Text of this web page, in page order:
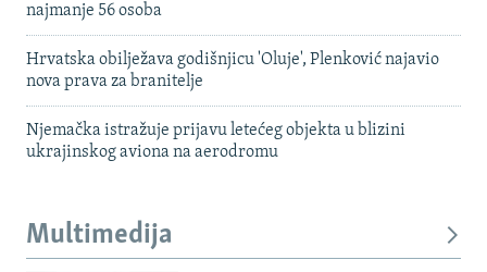
najmanje 56 osoba
Hrvatska obilježava godišnjicu 'Oluje', Plenković najavio
nova prava za branitelje
Njemačka istražuje prijavu letećeg objekta u blizini
ukrajinskog aviona na aerodromu
Multimedija